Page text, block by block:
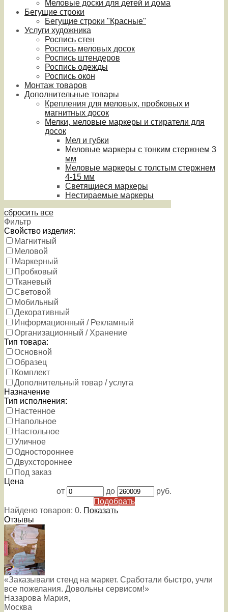
Меловые доски для детей и дома
Бегущие строки
Бегущие строки "Красные"
Услуги художника
Роспись стен
Роспись меловых досок
Роспись штендеров
Роспись одежды
Роспись окон
Монтаж товаров
Дополнительные товары
Крепления для меловых, пробковых и
магнитных досок
Мелки, меловые маркеры и стиратели для
досок
Мел и губки
Меловые маркеры с тонким стержнем 3
мм
Меловые маркеры с толстым стержнем
4-15 мм
Светящиеся маркеры
Нестираемые маркеры
сбросить все
Фильтр
Свойство изделия:
Магнитный
Меловой
Маркерный
Пробковый
Тканевый
Световой
Мобильный
Декоративный
Информационный / Рекламный
Организационный / Хранение
Тип товара:
Основной
Образец
Комплект
Дополнительный товар / услуга
Назначение
Тип исполнения:
Настенное
Напольное
Настольное
Уличное
Одностороннее
Двухстороннее
Под заказ
Цена
от
до
руб.
Подобрать
Найдено товаров: 0. Показать
Отзывы
«Заказывали стенд на маркет. Сработали быстро, учли
все пожелания. Довольны сервисом!»
Назарова Мария,
Москва